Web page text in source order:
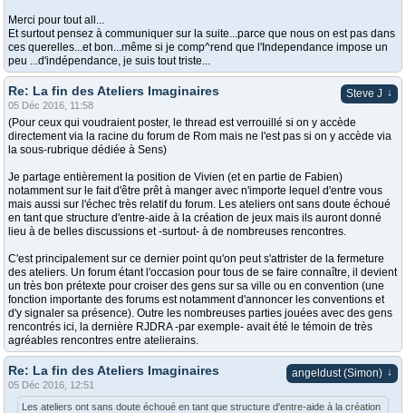
Merci pour tout all...
Et surtout pensez à communiquer sur la suite...parce que nous on est pas dans
ces querelles...et bon...même si je comp^rend que l'Independance impose un
peu ...d'indépendance, je suis tout triste...
Steve J ↓
Re: La fin des Ateliers Imaginaires
05 Déc 2016, 11:58
(Pour ceux qui voudraient poster, le thread est verrouillé si on y accède
directement via la racine du forum de Rom mais ne l'est pas si on y accède via
la sous-rubrique dédiée à Sens)
Je partage entièrement la position de Vivien (et en partie de Fabien)
notamment sur le fait d'être prêt à manger avec n'importe lequel d'entre vous
mais aussi sur l'échec très relatif du forum. Les ateliers ont sans doute échoué
en tant que structure d'entre-aide à la création de jeux mais ils auront donné
lieu à de belles discussions et -surtout- à de nombreuses rencontres.
C'est principalement sur ce dernier point qu'on peut s'attrister de la fermeture
des ateliers. Un forum étant l'occasion pour tous de se faire connaître, il devient
un très bon prétexte pour croiser des gens sur sa ville ou en convention (une
fonction importante des forums est notamment d'annoncer les conventions et
d'y signaler sa présence). Outre les nombreuses parties jouées avec des gens
rencontrés ici, la dernière RJDRA -par exemple- avait été le témoin de très
agréables rencontres entre atelierains.
angeldust (Simon) ↓
Re: La fin des Ateliers Imaginaires
05 Déc 2016, 12:51
Les ateliers ont sans doute échoué en tant que structure d'entre-aide à la création